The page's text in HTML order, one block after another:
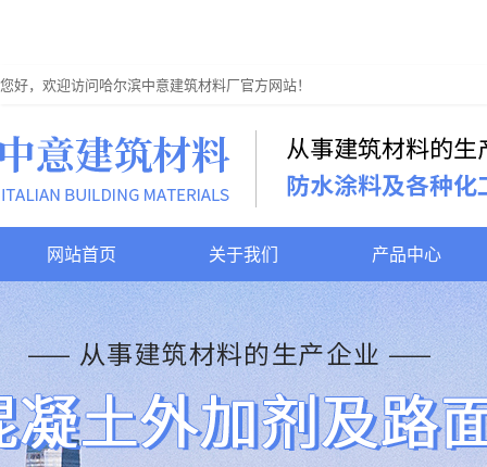
您好，欢迎访问哈尔滨中意建筑材料厂官方网站！
网站首页 关于我们 产品中心